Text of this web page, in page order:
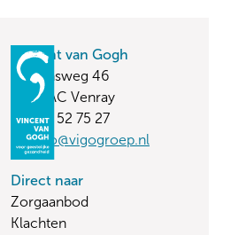
Vincent van Gogh
Stationsweg 46
5803 AC Venray
(0478) 52 75 27
vvginfo@vigogroep.nl
Direct naar
Zorgaanbod
Klachten